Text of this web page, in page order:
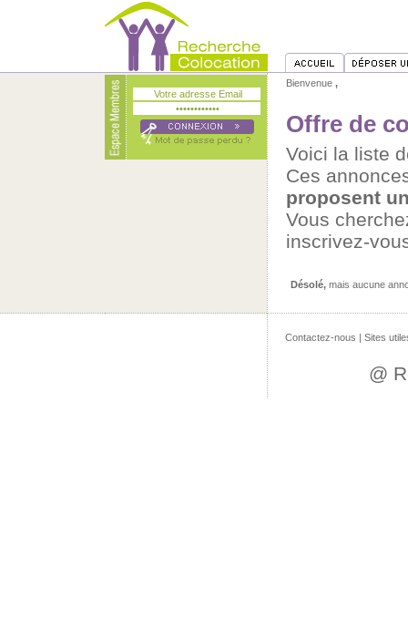
Bienvenue ,
Offre de
Voici la liste
Ces
proposent
Vous
inscrivez-
Désolé, mais aucune
Contactez-nous | Sites
@